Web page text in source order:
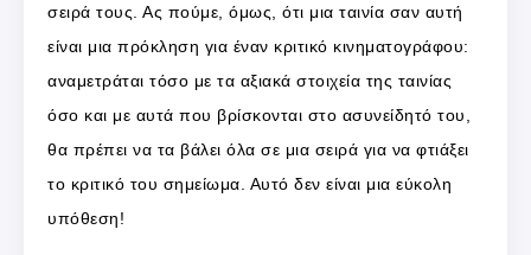
σειρά τους. Ας πούμε, όμως, ότι μια ταινία σαν αυτή
είναι μια πρόκληση για έναν κριτικό κινηματογράφου:
αναμετράται τόσο με τα αξιακά στοιχεία της ταινίας
όσο και με αυτά που βρίσκονται στο ασυνείδητό του,
θα πρέπει να τα βάλει όλα σε μια σειρά για να φτιάξει
το κριτικό του σημείωμα. Αυτό δεν είναι μια εύκολη
υπόθεση!